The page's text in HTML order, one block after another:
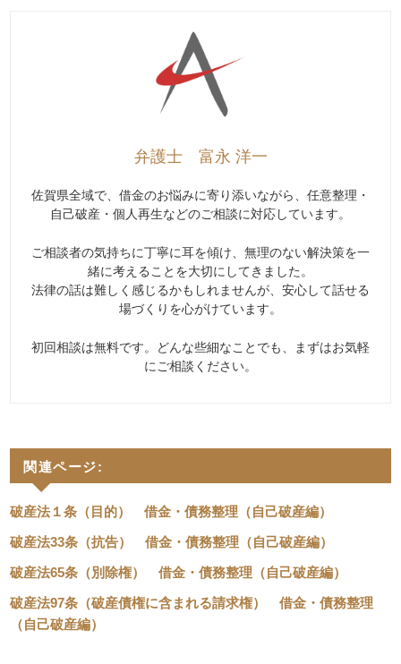
弁護士 富永 洋一
佐賀県全域で、借金のお悩みに寄り添いながら、任意整理・
自己破産・個人再生などのご相談に対応しています。
ご相談者の気持ちに丁寧に耳を傾け、無理のない解決策を一
緒に考えることを大切にしてきました。
法律の話は難しく感じるかもしれませんが、安心して話せる
場づくりを心がけています。
初回相談は無料です。どんな些細なことでも、まずはお気軽
にご相談ください。
関連ページ:
破産法１条（目的） 借金・債務整理（自己破産編）
破産法33条（抗告） 借金・債務整理（自己破産編）
破産法65条（別除権） 借金・債務整理（自己破産編）
破産法97条（破産債権に含まれる請求権） 借金・債務整理
（自己破産編）